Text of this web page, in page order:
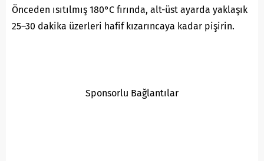
Önceden ısıtılmış 180°C fırında, alt-üst ayarda yaklaşık
25–30 dakika üzerleri hafif kızarıncaya kadar pişirin.
Sponsorlu Bağlantılar